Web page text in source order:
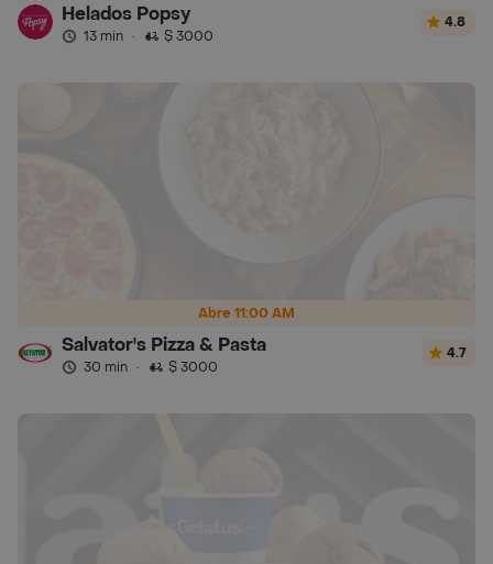
Helados Popsy
13 min · $ 3000
4.8
Abre 11:00 AM
Salvator's Pizza & Pasta
30 min · $ 3000
4.7